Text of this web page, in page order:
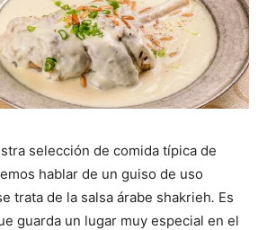
selección de comida típica de
hablar de un guiso de uso
trata de la salsa árabe shakrieh. Es
guarda un lugar muy especial en el